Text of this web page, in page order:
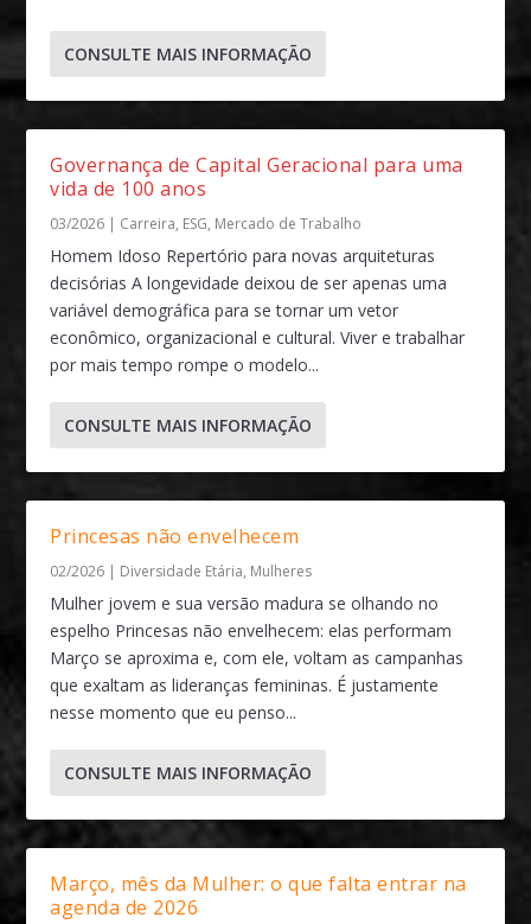
CONSULTE MAIS INFORMAÇÃO
Governança de Capital Geracional para uma
vida de 100 anos
03/2026 | Carreira, ESG, Mercado de Trabalho
Homem Idoso Repertório para novas arquiteturas
decisórias A longevidade deixou de ser apenas uma
variável demográfica para se tornar um vetor
econômico, organizacional e cultural. Viver e trabalhar
por mais tempo rompe o modelo...
CONSULTE MAIS INFORMAÇÃO
Princesas não envelhecem
02/2026 | Diversidade Etária, Mulheres
Mulher jovem e sua versão madura se olhando no
espelho Princesas não envelhecem: elas performam
Março se aproxima e, com ele, voltam as campanhas
que exaltam as lideranças femininas. É justamente
nesse momento que eu penso...
CONSULTE MAIS INFORMAÇÃO
Março, mês da Mulher: o que falta entrar na
agenda de 2026